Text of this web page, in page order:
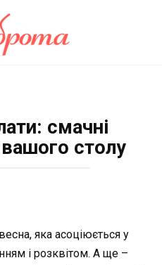
смачні
столу
яка асоціюється у
і розквітом. А ще –